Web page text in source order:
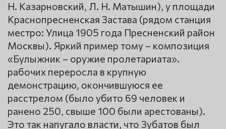
Н. Казарновский, Л. Н. Матышин), у площади
Краснопресненская Застава (рядом станция
местро: Улица 1905 года Пресненский район
Москвы). Яркий пример тому – композиция
«Булыжник – оружие пролетариата».
рабочих переросла в крупную
демонстрацию, окончившуюся ее
расстрелом (было убито 69 человек и
ранено 250, свыше 100 были арестованы).
Это так напугало власти, что Зубатов был